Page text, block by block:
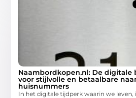
Naambordkopen.nl: De digitale
voor stijlvolle en betaalbare
huisnummers
In het digitale tijdperk waarin we leven,